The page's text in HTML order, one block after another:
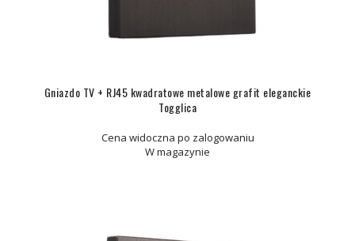
Gniazdo TV + RJ45 kwadratowe metalowe grafit eleganckie
Togglica
Cena widoczna po zalogowaniu
W magazynie